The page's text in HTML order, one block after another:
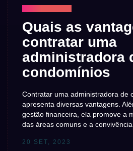
Quais as
contratar uma
administradora
condomínios
Contratar uma administradora de
apresenta diversas vantagens.
gestão financeira, ela promove a
das áreas comuns e a convivência
20 SET, 2023